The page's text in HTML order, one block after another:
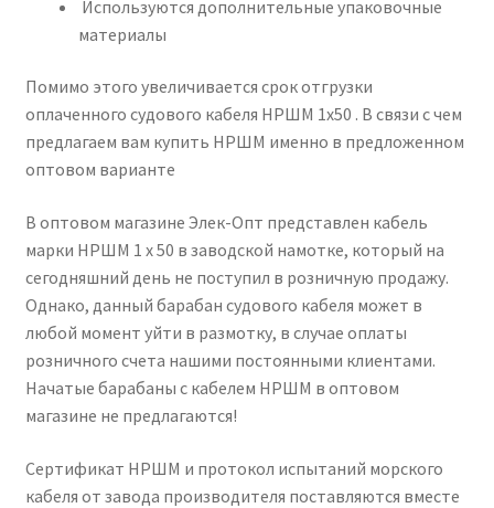
Используются дополнительные упаковочные
материалы
Помимо этого увеличивается срок отгрузки
оплаченного судового кабеля НРШМ 1х50 . В связи с чем
предлагаем вам купить НРШМ именно в предложенном
оптовом варианте
В оптовом магазине Элек-Опт представлен кабель
марки НРШМ 1 х 50 в заводской намотке, который на
сегодняшний день не поступил в розничную продажу.
Однако, данный барабан судового кабеля может в
любой момент уйти в размотку, в случае оплаты
розничного счета нашими постоянными клиентами.
Начатые барабаны с кабелем НРШМ в оптовом
магазине не предлагаются!
Сертификат НРШМ и протокол испытаний морского
кабеля от завода производителя поставляются вместе